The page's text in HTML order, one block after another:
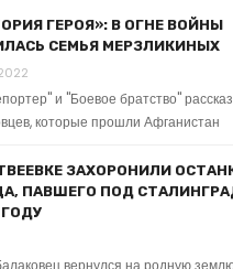
ГЕРОЯ»: В ОГНЕ ВОЙНЫ
СЕМЬЯ МЕРЗЛИКИНЫХ
и "Боевое братство"
которые прошли Афганистан
ЗАХОРОНИЛИ
ПАВШЕГО ПОД
ГОДУ
вернулся на родную